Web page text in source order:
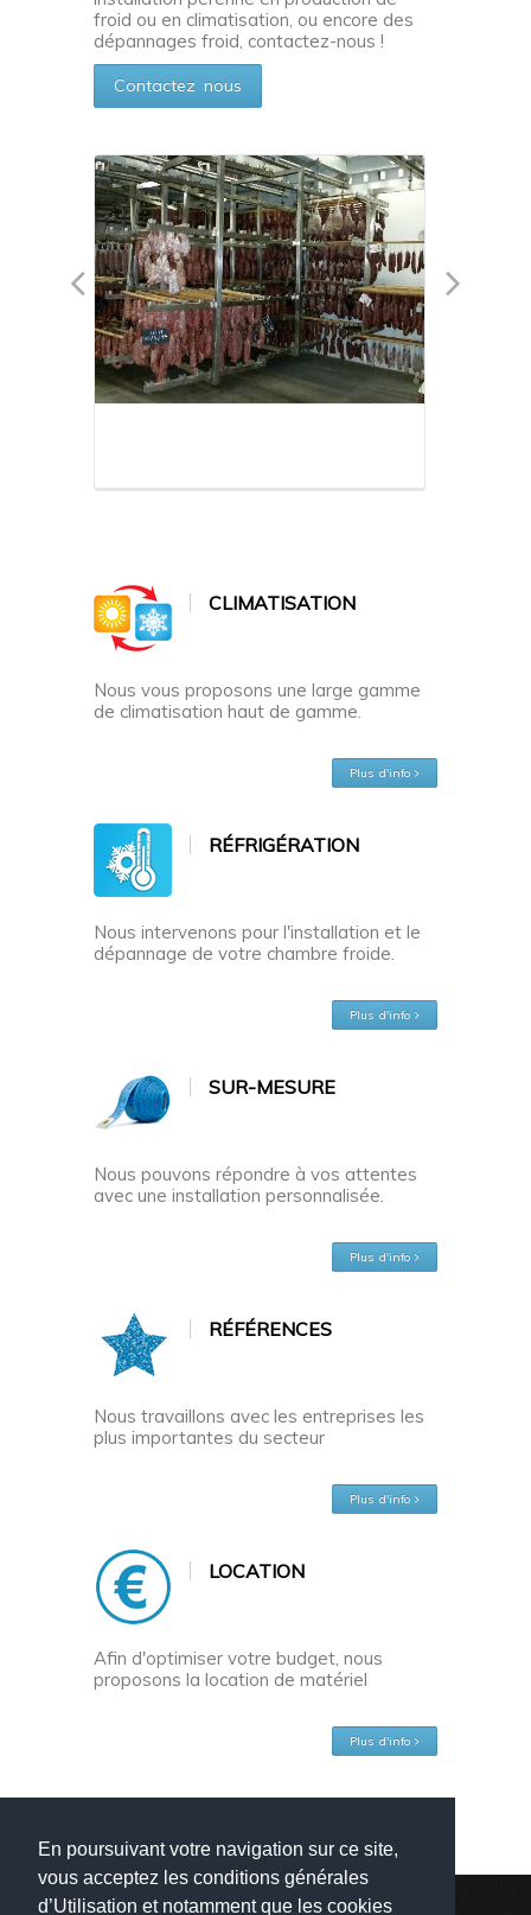
En poursuivant votre navigation sur ce site,
vous acceptez les conditions générales
d’Utilisation et notamment que les cookies
froid ou en climatisation, ou encore des
dépannages froid, contactez-nous !
Contactez nous
CLIMATISATION
Nous vous proposons une large gamme
de climatisation haut de gamme.
Plus d'info
RÉFRIGÉRATION
Nous intervenons pour l'installation et le
dépannage de votre chambre froide.
Plus d'info
SUR-MESURE
Nous pouvons répondre à vos attentes
avec une installation personnalisée.
Plus d'info
RÉFÉRENCES
Nous travaillons avec les entreprises les
plus importantes du secteur
Plus d'info
LOCATION
Afin d'optimiser votre budget, nous
proposons la location de matériel
Plus d'info